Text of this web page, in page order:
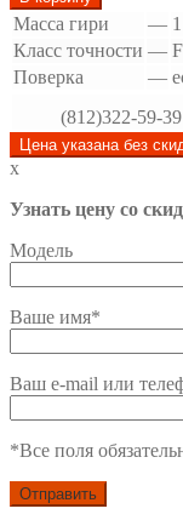
Масса гири —
Класс точности —
Поверка
—
(812)322-59-39
Цена указана без
x
Узнать цену со
Модель
Ваше имя*
Ваш e-mail или
*Все поля